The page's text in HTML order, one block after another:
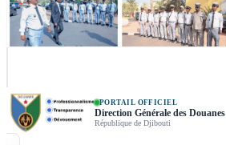
PORTAIL OFFICIEL
Direction Générale des Douanes
République de Djibouti